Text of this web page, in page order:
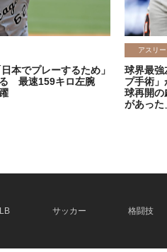
本でプレーするため」
る 最速159キロ左腕
アスリ
球界最強
プ手術
球再開の
があった
サッカー 格闘技